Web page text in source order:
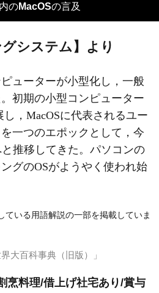
内のMacOSの言及
システム】より
ューターが小型化し，一般
初期の小型コンピューター
，MacOSに代表されるユー
一つのエポックとして，今
と推移してきた。パソコンの
グのOSがようやく使われ始
いる用語解説の一部を掲載していま
大百科事典（旧版）」
烹料理/借上げ社宅あり/賞与